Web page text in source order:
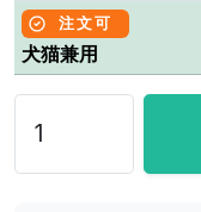
注文可
犬猫兼用